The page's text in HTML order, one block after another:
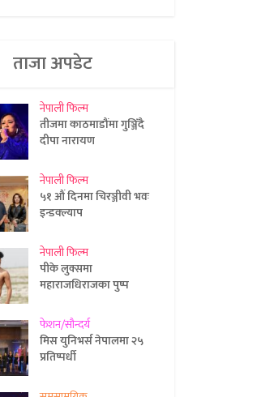
ताजा अपडेट
नेपाली फिल्म
तीजमा काठमाडौंमा गुञ्जिँदै
दीपा नारायण
नेपाली फिल्म
५१ औं दिनमा चिरञ्जीवी भवः
इन्डक्ल्याप
नेपाली फिल्म
पीके लुक्समा
महाराजधिराजका पुष्प
फेशन/सौन्दर्य
मिस युनिभर्स नेपालमा २५
प्रतिष्पर्धी